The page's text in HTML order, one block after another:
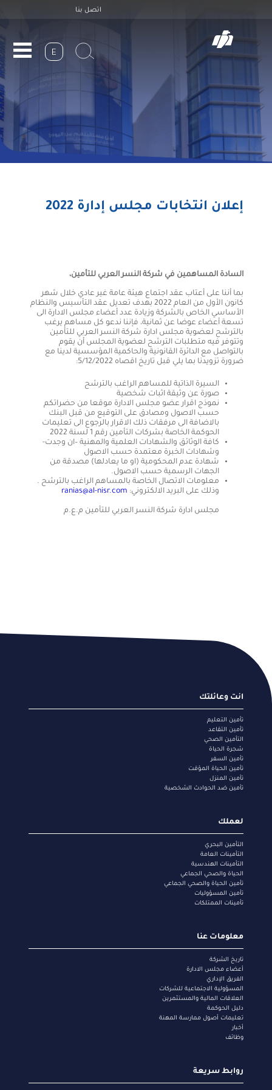
Header
اتصل بنا
E
إعلان انتخابات مجلس إدارة 2022
السادة المساهمين في شركة النسر العربي للتأمين،
بما أننا على أعتاب عقد اجتماع هيئة عامة غير عادي خلال شهر
كانون الأول من العام 2022 بهدف تعديل عقد التأسيس والنظام
الأساسي الخاص بالشركة وزيادة عدد أعضاء مجلس الادارة الى
تسعة أعضاء عوضا عن ثمانية، فإننا ندعو كل مساهم يرغب
بالترشح لعضوية مجلس ادارة شركة النسر العربي للتأمين
وتتوفر فيه متطلبات الترشح لعضوية المجلس أن يقوم
بالتواصل مع الدائرة القانونية والحاكمية المؤسسية لدينا مع
ضرورة تزويدنا بما يلي قبل تاريخ اقصاه 5/12/2022:
السيرة الذاتية للمساهم الراغب بالترشح
صورة عن وثيقة اثبات شخصية
نموذج اقرار عضو مجلس الادارة موقعا من حضراتكم
حسب الاصول ومصادق على التوقيع من قبل البنك
بالاضافة الى مرفقات ذلك الاقرار بالرجوع الى تعليمات
الحوكمة الخاصة بشركات التأمين رقم 1 لسنة 2022
كافة الوثائق والشهادات العلمية والمهنية –ان وجدت-
وشهادات الخبرة معتمدة حسب الاصول
شهادة عدم المحكومية (او ما يعادلها) مصدقة من
الجهات الرسمية حسب الاصول.
معلومات الاتصال الخاصة بالمساهم الراغب بالترشح .
وذلك على البريد الالكتروني: ranias@al-nisr.com
مجلس ادارة شركة النسر العربي للتأمين م.ع.م
Footer
menu
انت وعائلتك
تأمين التعليم
تأمين التقاعد
التأمين الصحي
شجرة الحياة
تأمين السفر
تأمين الحياة المؤقت
تأمين المنزل
تأمين ضد الحوادث الشخصية
لعملك
التأمين البحري
التأمينات العامة
التأمينات الهندسية
الحياة والصحي الجماعي
تأمين الحياة والصحي الجماعي
تأمين المسؤوليات
تأمينات الممتلكات
معلومات عنا
تاريخ الشركة
أعضاء مجلس الادارة
الفريق الإداري
المسؤولية الاجتماعية للشركات
العلاقات المالية والمستثمرين
دليل الحوكمة
تعليمات أصول ممارسة المهنة
أخبار
وظائف
روابط سريعة